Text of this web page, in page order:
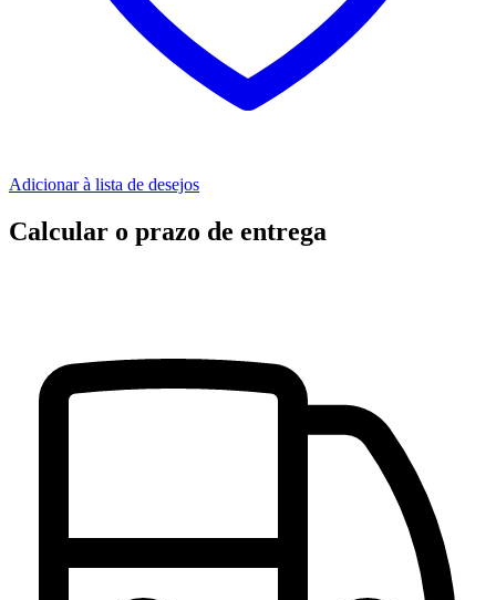
Adicionar à lista de desejos
Calcular o prazo de entrega